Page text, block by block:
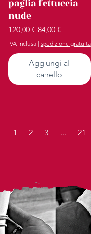
paglia fettuccia
nude
Prezzo regolare
120,00 € Prezzo scontato
84,00 €
IVA inclusa| spedizione gratuita
Aggiungi al
carrello
1 2 3 ... 21